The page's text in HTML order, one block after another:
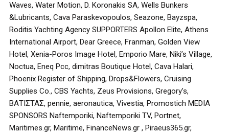
Waves, Water Motion, D. Koronakis SA, Wells Bunkers
&Lubricants, Cava Paraskevopoulos, Seazone, Bayzspa,
Roditis Yachting Agency SUPPORTERS Apollon Elite, Athens
International Airport, Dear Greece, Franman, Golden View
Hotel, Xenia-Poros Image Hotel, Emporio Mare, Niki’s Village,
Noctua, Eneq Pcc, dimitras Boutique Hotel, Cava Halari,
Phoenix Register of Shipping, Drops&Flowers, Cruising
Supplies Co., CBS Yachts, Zeus Provisions, Gregory’s,
ΒΑΤΙΣΤΑΣ, pennie, aeronautica, Vivestia, Promostich MEDIA
SPONSORS Naftemporiki, Naftemporiki TV, Portnet,
Maritimes.gr, Maritime, FinanceNews.gr , Piraeus365.gr,